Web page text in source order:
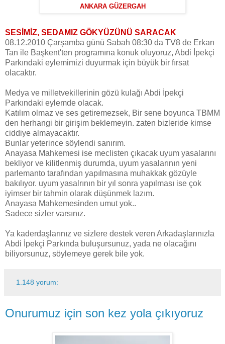
ANKARA GÜZERGAH
SESİMİZ, SEDAMIZ GÖKYÜZÜNÜ SARACAK
08.12.2010 Çarşamba günü Sabah 08:30 da TV8 de Erkan
Tan ile Başkent'ten programına konuk oluyoruz, Abdi İpekçi
Parkındaki eylemimizi duyurmak için büyük bir fırsat
olacaktır.
Medya ve milletvekillerinin gözü kulağı Abdi İpekçi
Parkındaki eylemde olacak.
Katılım olmaz ve ses getiremezsek, Bir sene boyunca TBMM
den herhangi bir girişim beklemeyin. zaten bizleride kimse
ciddiye almayacaktır.
Bunlar yeterince söylendi sanırım.
Anayasa Mahkemesi ise meclisten çıkacak uyum yasalarını
bekliyor ve kilitlenmiş durumda, uyum yasalarının yeni
parlemanto tarafından yapılmasına muhakkak gözüyle
bakılıyor. uyum yasalrının bir yıl sonra yapılması ise çok
iyimser bir tahmin olarak düşünmek lazım.
Anayasa Mahkemesinden umut yok..
Sadece sizler varsınız.
Ya kaderdaşlarınız ve sizlere destek veren Arkadaşlarınızla
Abdi İpekçi Parkında buluşursunuz, yada ne olacağını
biliyorsunuz, söylemeye gerek bile yok.
1.148 yorum:
Onurumuz için son kez yola çıkıyoruz